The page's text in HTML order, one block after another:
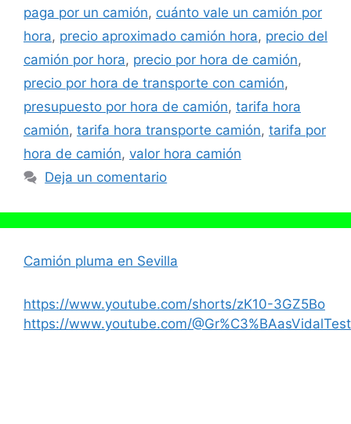
paga por un camión, cuánto vale un camión por
hora, precio aproximado camión hora, precio del
camión por hora, precio por hora de camión,
precio por hora de transporte con camión,
presupuesto por hora de camión, tarifa hora
camión, tarifa hora transporte camión, tarifa por
hora de camión, valor hora camión
Deja un comentario
Camión pluma en Sevilla
https://www.youtube.com/shorts/zK10-3GZ5Bo
https://www.youtube.com/